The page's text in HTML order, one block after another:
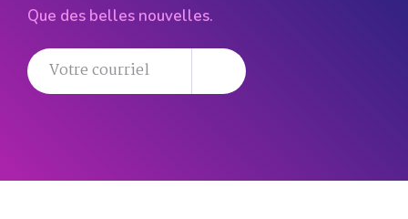
Que des belles nouvelles.